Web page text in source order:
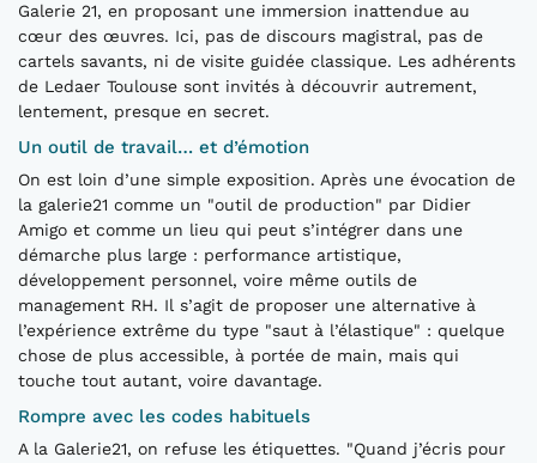
Galerie 21, en proposant une immersion inattendue au
cœur des œuvres. Ici, pas de discours magistral, pas de
cartels savants, ni de visite guidée classique. Les adhérents
de Ledaer Toulouse sont invités à découvrir autrement,
lentement, presque en secret.
Un outil de travail… et d’émotion
On est loin d’une simple exposition. Après une évocation de
la galerie21 comme un "outil de production" par Didier
Amigo et comme un lieu qui peut s’intégrer dans une
démarche plus large : performance artistique,
développement personnel, voire même outils de
management RH. Il s’agit de proposer une alternative à
l’expérience extrême du type "saut à l’élastique" : quelque
chose de plus accessible, à portée de main, mais qui
touche tout autant, voire davantage.
Rompre avec les codes habituels
A la Galerie21, on refuse les étiquettes. "Quand j’écris pour